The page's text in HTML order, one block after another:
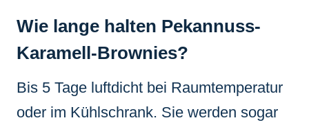
Wie lange halten Pekannuss-
Karamell-Brownies?
Bis 5 Tage luftdicht bei Raumtemperatur
oder im Kühlschrank. Sie werden sogar